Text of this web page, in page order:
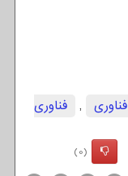
فناوری , فناوری
(0)